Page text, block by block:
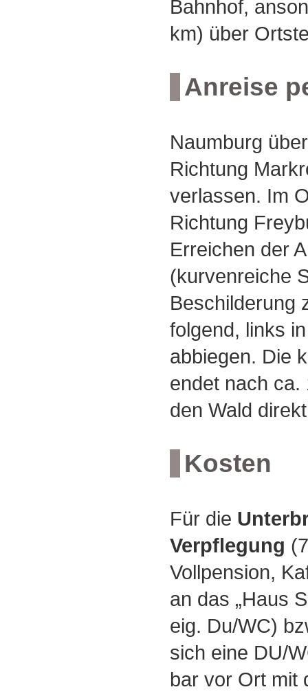
Bahnhof,
km) über
Anreise
Naumburg
Richtung
verlassen. Im
Richtung
Erreichen der
(kurvenreiche
Beschilderung
folgend, links
abbiegen. Die
endet nach
den Wald
Kosten
Für die
Verpflegung
Vollpension,
an das „Haus
eig. Du/WC)
sich eine DU/
bar vor Ort mit